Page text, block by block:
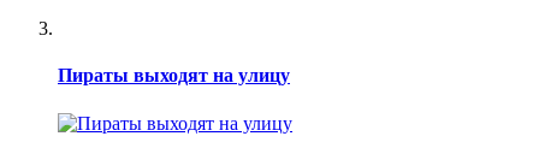
Пираты выходят на улицу